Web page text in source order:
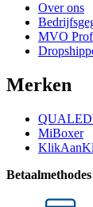
Over ons
MVO
Merken
MiBoxer
Betaalmethodes